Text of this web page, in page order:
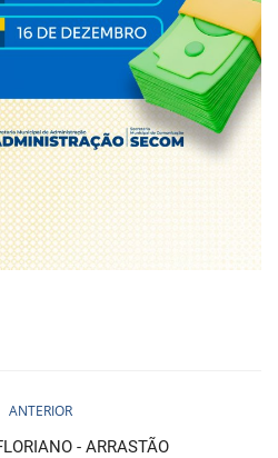
ANTERIOR
- ARRASTÃO